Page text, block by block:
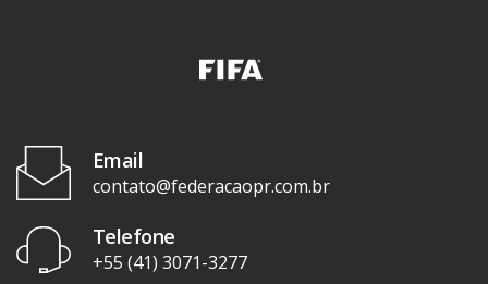
Email
contato@federacaopr.com.br
Telefone
+55 (41) 3071-3277